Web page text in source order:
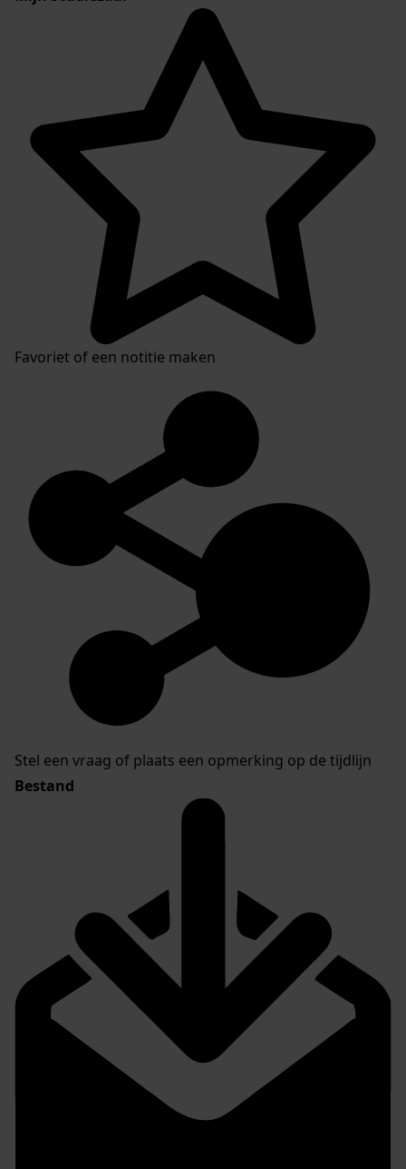
Favoriet of een notitie maken
Stel een vraag of plaats een opmerking op de tijdlijn
Bestand